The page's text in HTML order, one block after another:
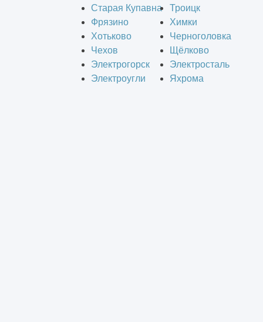
Старая Купавна
Троицк
Фрязино
Химки
Хотьково
Черноголовка
Чехов
Щёлково
Электрогорск
Электросталь
Электроугли
Яхрома